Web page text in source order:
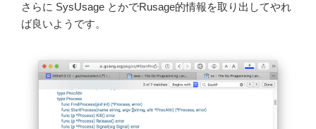
さらに SysUsage とかでRusage的情報を取り出してやれ
ば良いようです。